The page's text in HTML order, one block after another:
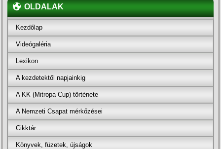
OLDALAK
Kezdőlap
Videógaléria
Lexikon
A kezdetektől napjainkig
A KK (Mitropa Cup) története
A Nemzeti Csapat mérkőzései
Cikktár
Könyvek, füzetek, újságok